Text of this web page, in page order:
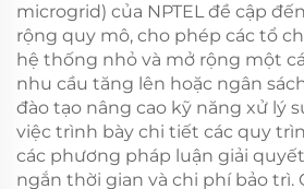
microgrid) của NPTEL đề cập
rộng quy mô, cho phép các tổ
hệ thống nhỏ và mở rộng một
nhu cầu tăng lên hoặc ngân
đào tạo nâng cao kỹ năng xử lý
việc trình bày chi tiết các quy
các phương pháp luận giải
ngắn thời gian và chi phí bảo trì.